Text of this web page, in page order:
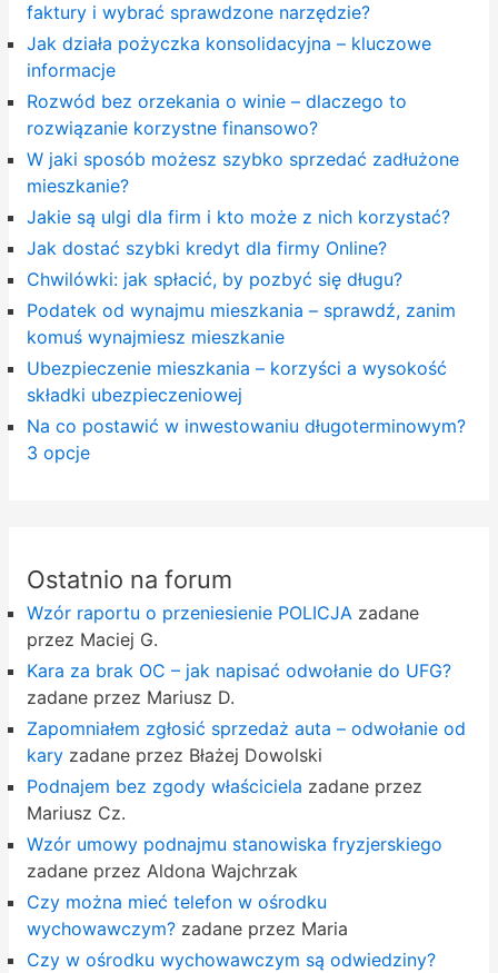
faktury i wybrać sprawdzone narzędzie?
Jak działa pożyczka konsolidacyjna – kluczowe
informacje
Rozwód bez orzekania o winie – dlaczego to
rozwiązanie korzystne finansowo?
W jaki sposób możesz szybko sprzedać zadłużone
mieszkanie?
Jakie są ulgi dla firm i kto może z nich korzystać?
Jak dostać szybki kredyt dla firmy Online?
Chwilówki: jak spłacić, by pozbyć się długu?
Podatek od wynajmu mieszkania – sprawdź, zanim
komuś wynajmiesz mieszkanie
Ubezpieczenie mieszkania – korzyści a wysokość
składki ubezpieczeniowej
Na co postawić w inwestowaniu długoterminowym?
3 opcje
Ostatnio na forum
Wzór raportu o przeniesienie POLICJA zadane
przez Maciej G.
Kara za brak OC – jak napisać odwołanie do UFG?
zadane przez Mariusz D.
Zapomniałem zgłosić sprzedaż auta – odwołanie od
karyzadane przez Błażej Dowolski
Podnajem bez zgody właściciela zadane przez
Mariusz Cz.
Wzór umowy podnajmu stanowiska fryzjerskiego
zadane przez Aldona Wajchrzak
Czy można mieć telefon w ośrodku
wychowawczym?zadane przez Maria
Czy w ośrodku wychowawczym są odwiedziny?